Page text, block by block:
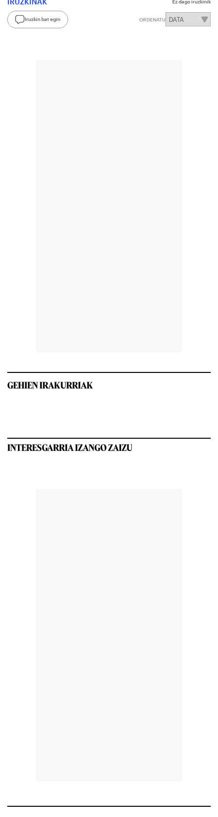
Ez dago iruzkinik
Iruzkin bat egin ORDENATU
GEHIEN IRAKURRIAK
INTERESGARRIA IZANGO ZAIZU